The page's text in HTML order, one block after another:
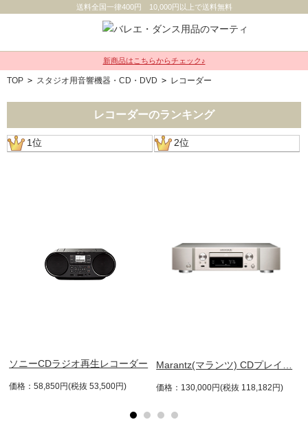
送料全国一律400円 10,000円以上で送料無料
新商品はこちらからチェック♪
TOP > スタジオ用音響機器・CD・DVD > レコーダー
レコーダーのランキング
1位
ソニーCDラジオ再生レコーダー
価格：58,850円(税抜 53,500円)
2位
Marantz(マランツ) CDプレイ…
価格：130,000円(税抜 118,182円)